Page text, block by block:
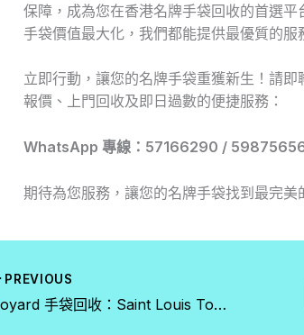
保障，成為您在香港名牌手袋回收的首選
手袋價值最大化，我們都能提供最優質的服
立即行動，讓您的名牌手袋重獲新生！請
報價、上門回收及即日過數的便捷服務：
WhatsApp 專線：57166290 /
期待為您服務，讓您的名牌手袋找到最完美
PREVIOUS
Goyard 手袋回收：Saint Louis Tote 的稀缺性與保值潛力